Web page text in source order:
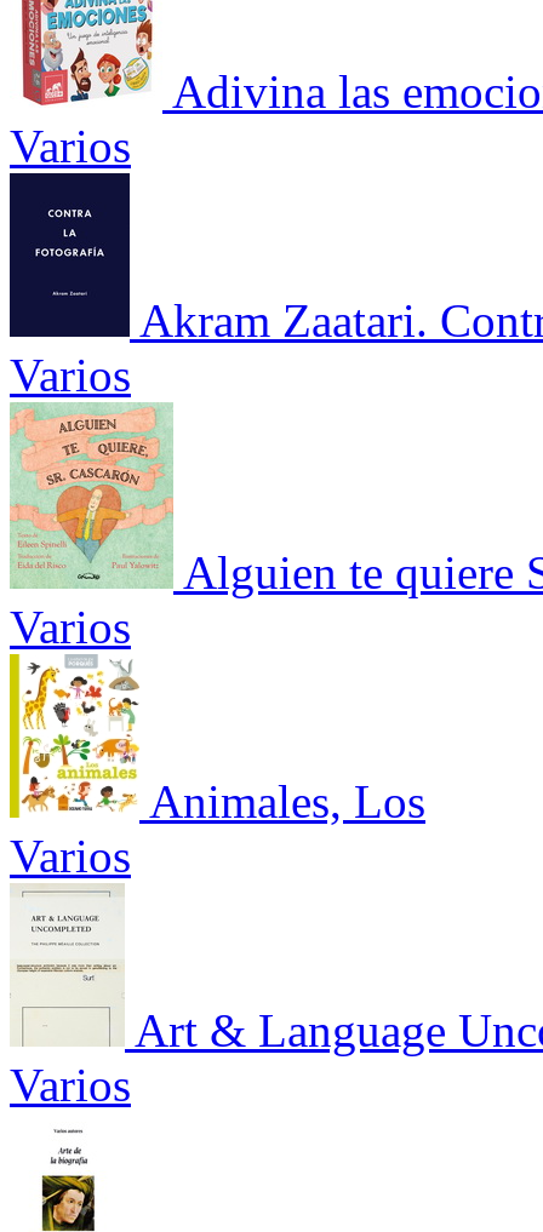
Adivina las
Varios
Akram Zaatari.
Varios
Alguien te quiere
Varios
Animales, Los
Varios
Art & Language
Varios